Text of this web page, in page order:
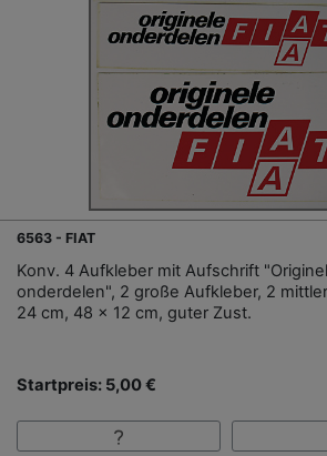
6563 - FIAT
Konv. 4 Aufkleber mit Aufschrift
onderdelen", 2 große Aufkleber, 2
24 cm, 48 x 12 cm, guter Zust.
Startpreis: 5,00 €